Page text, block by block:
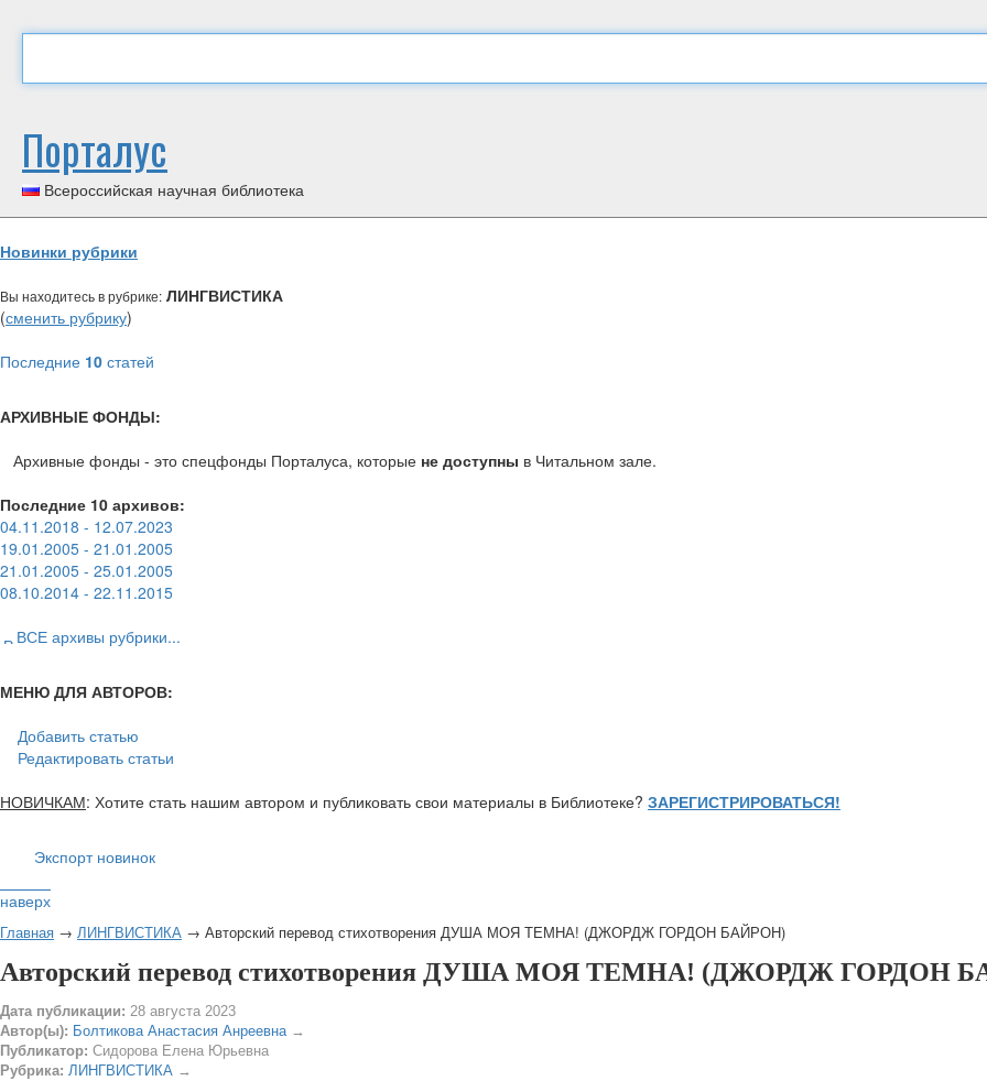
Порталус
Всероссийская научная библиотека
Новинки рубрики
Вы находитесь в рубрике: ЛИНГВИСТИКА
(сменить рубрику)
Последние 10 статей
АРХИВНЫЕ ФОНДЫ:
Архивные фонды - это спецфонды Порталуса, которые не доступны в Читальном зале.
Последние 10 архивов:
04.11.2018 - 12.07.2023
19.01.2005 - 21.01.2005
21.01.2005 - 25.01.2005
08.10.2014 - 22.11.2015
ВСЕ архивы рубрики...
МЕНЮ ДЛЯ АВТОРОВ:
Добавить статью
Редактировать статьи
НОВИЧКАМ: Хотите стать нашим автором и публиковать свои материалы в Библиотеке? ЗАРЕГИСТРИРОВАТЬСЯ!
Экспорт новинок
наверх
Главная → ЛИНГВИСТИКА → Авторский перевод стихотворения ДУША МОЯ ТЕМНА! (ДЖОРДЖ ГОРДОН БАЙРОН)
Авторский перевод стихотворения ДУША МОЯ ТЕМНА! (ДЖОРДЖ ГОРДОН
Дата публикации: 28 августа 2023
Автор(ы): Болтикова Анастасия Анреевна→
Публикатор: Сидорова Елена Юрьевна
Рубрика: ЛИНГВИСТИКА →